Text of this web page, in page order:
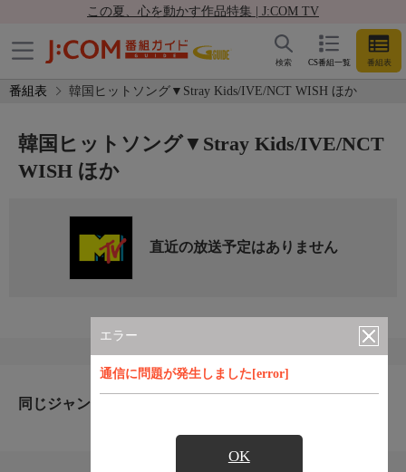
この夏、心を動かす作品特集 | J:COM TV
CS番組一覧 番組表
検索
番組表 韓国ヒットソング▼Stray Kids/IVE/NCT WISH ほか
エラー
通信に問題が発生しました[error]
OK
韓国ヒットソング▼Stray Kids/IVE/NCT
WISH ほか
直近の放送予定はありません
同じジャンルのおすすめ番組